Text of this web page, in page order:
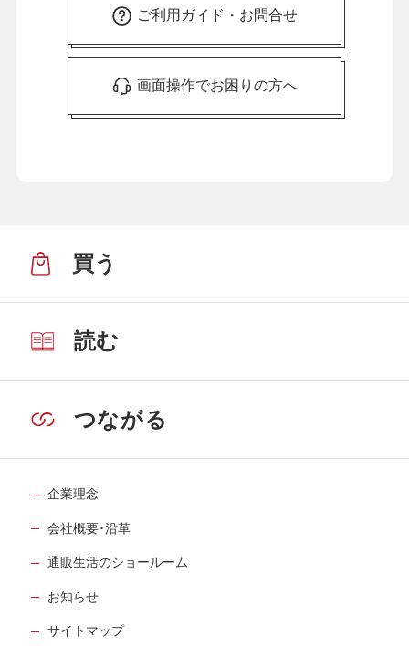
ご利用ガイド・お問合せ
画面操作でお困りの方へ
買う
読む
つながる
企業理念
会社概要･沿革
通販生活のショールーム
お知らせ
サイトマップ